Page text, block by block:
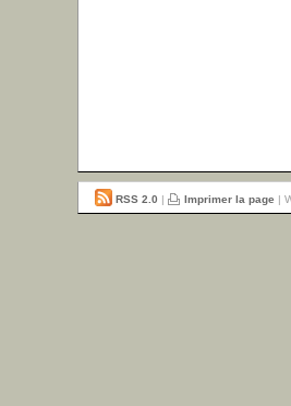
RSS 2.0 | Imprimer la page |